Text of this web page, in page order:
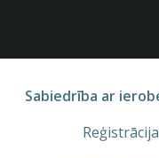
Sabiedrība ar